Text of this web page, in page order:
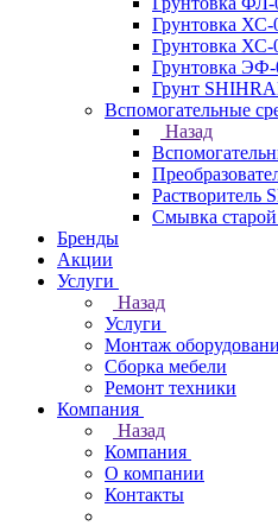
Грунтовка ХС-
Грунтовка ХС-
Грунтовка ЭФ-
Грунт
Вспомогательные
Назад
Растворитель
Смывка
Бренды
Акции
Услуги
Назад
Услуги
Монтаж
Сборка мебели
Ремонт техники
Компания
Назад
Компания
О компании
Контакты